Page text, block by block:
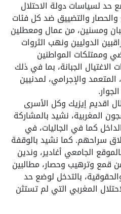
حد لسياسات دولة الاحتلال
والحصار والتضييق ضد كل فئات
ومسنين، من عمال ومعطلين
الدوليين ونهب الثروات
وممتلكات المواطنين
الاغتيال الجبانة، بما في ذلك
والإجرامي، لمدنيين
اقديم إيزيك وكل الأسرى
المغربية، نشيد بالمشاركة
كما في الجاليات، في
سراحهم. كما نشيد بالوقفة
الجامعي أغادير، وندين
قمع وترهيب وحصار، مطالبين
بالتدخل لوضع حد
المغربي التي لم تستثن